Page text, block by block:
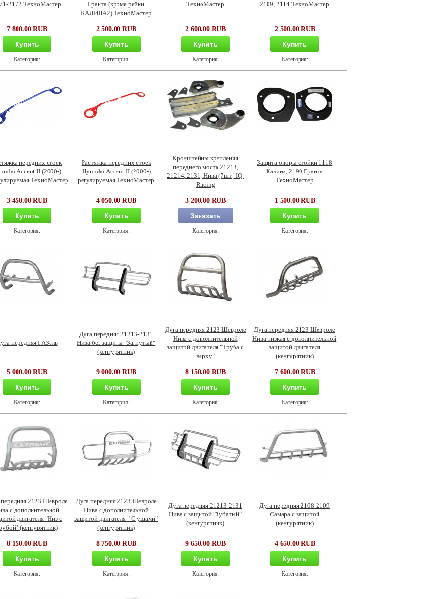
2172 ТехноМастер
7 800.00 RUB
Купить
Категория:
Гранта (кроме рейки
КАЛИНА2) ТехноМастер
2 500.00 RUB
Купить
Категория:
ТехноМастер
2 600.00 RUB
Купить
Категория:
2109, 2114 ТехноМастер
2 500.00 RUB
Купить
Категория:
передних стоек
Accent II (2000-)
ТехноМастер
3 450.00 RUB
Купить
Категория:
Растяжка передних стоек
Hyundai Accent II (2000-)
регулируемая ТехноМастер
4 050.00 RUB
Купить
Категория:
Кронштейны крепления
переднего моста 21213,
21214, 2131, Нива (7шт.) IQ-
Racing
3 200.00 RUB
Заказать
Категория:
Защита опоры стойки 1118
Калина, 2190 Гранта
ТехноМастер
1 500.00 RUB
Купить
Категория:
передняя ГАЗель
5 000.00 RUB
Купить
Категория:
Дуга передняя 21213-2131
Нива без защиты "Загнутый"
(кенгурятник)
9 000.00 RUB
Купить
Категория:
Дуга передняя 2123 Шевроле
Нива с дополнительной
защитой двигателя "Труба с
верху"
8 150.00 RUB
Купить
Категория:
Дуга передняя 2123 Шевроле
Нива низкая с дополнительной
защитой двигателя
(кенгурятник)
7 600.00 RUB
Купить
Категория:
передняя 2123 Шевроле
с дополнительной
двигателя "Низ с
(кенгурятник)
8 150.00 RUB
Купить
Категория:
Дуга передняя 2123 Шевроле
Нива с дополнительной
защитой двигателя " С ушами"
(кенгурятник)
8 750.00 RUB
Купить
Категория:
Дуга передняя 21213-2131
Нива с защитой "Зубатый"
(кенгурятник)
9 650.00 RUB
Купить
Категория:
Дуга передняя 2108-2109
Самара с защитой
(кенгурятник)
4 650.00 RUB
Купить
Категория: